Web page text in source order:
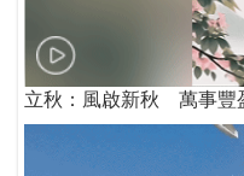
立秋：風啟新秋 萬事豐